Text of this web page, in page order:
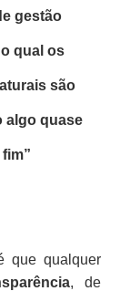
gestão
qual os
são
algo quase
fim”
que qualquer
, de